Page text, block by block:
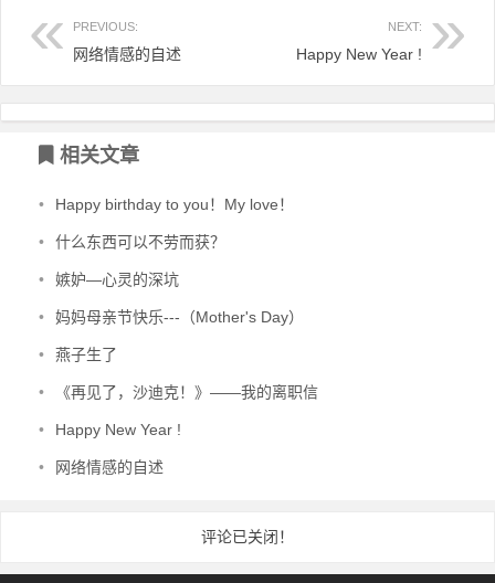
PREVIOUS:
网络情感的自述
NEXT:
Happy New Year !
相关文章
• Happy birthday to you！My love！
• 什么东西可以不劳而获？
• 嫉妒—心灵的深坑
• 妈妈母亲节快乐---（Mother's Day）
• 燕子生了
• 《再见了，沙迪克！》——我的离职信
• Happy New Year !
• 网络情感的自述
评论已关闭！